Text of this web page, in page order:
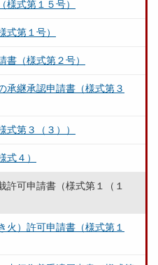
様式第１５号）
式第１号）
書（様式第２号）
承継承認申請書（様式第３
式第３（３））
式４）
許可申請書（様式第１（１
火）許可申請書（様式第１